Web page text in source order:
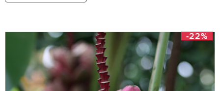
-22%